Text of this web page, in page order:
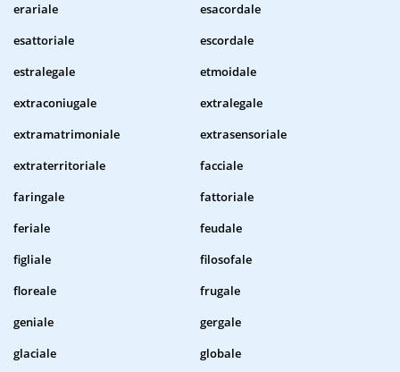
erariale
esacordale
esattoriale
escordale
estralegale
etmoidale
extraconiugale
extralegale
extramatrimoniale
extrasensoriale
extraterritoriale
facciale
faringale
fattoriale
feriale
feudale
figliale
filosofale
floreale
frugale
geniale
gergale
glaciale
globale